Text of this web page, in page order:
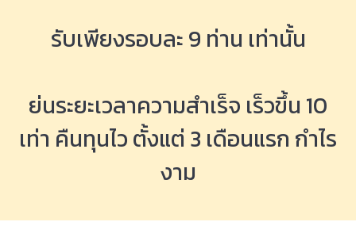
รับเพียงรอบละ 9 ท่าน เท่านั้น
ย่นระยะเวลาความสำเร็จ เร็วขึ้น 10
เท่า คืนทุนไว ตั้งแต่ 3 เดือนแรก กำไร
งาม